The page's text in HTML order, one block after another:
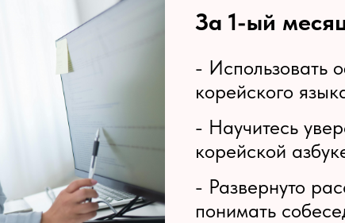
За 1-ый
- Использовать
корейского
- Научитесь
корейской
- Развернуто
понимать